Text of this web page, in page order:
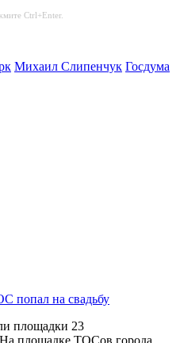
Ctrl+Enter.
Михаил Слипенчук Госдума
попал на свадьбу
площадки 23
площадке ТОСов города